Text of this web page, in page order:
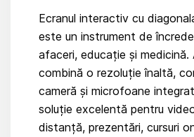
Ecranul interactiv cu
este un instrument de
afaceri, educație și medicină.
combină o rezoluție înaltă,
cameră și microfoane
soluție excelentă pentru
distanță, prezentări, cursuri